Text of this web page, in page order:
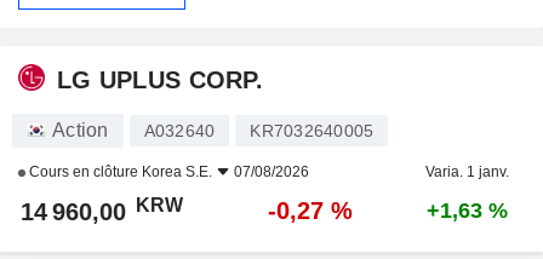
LG UPLUS CORP.
Action A032640 KR7032640005
Cours en clôture Korea S.E. 07/08/2026 Varia. 1 janv.
14 960,00 KRW -0,27 % +1,63 %